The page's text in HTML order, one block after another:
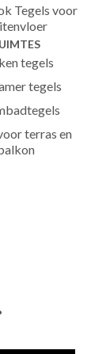
Tegels voor
tegels
tegels
terras en